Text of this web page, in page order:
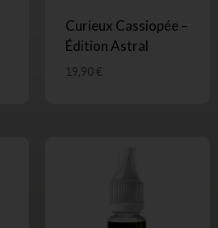
Curieux Cassiopée –
Édition Astral
19,90€